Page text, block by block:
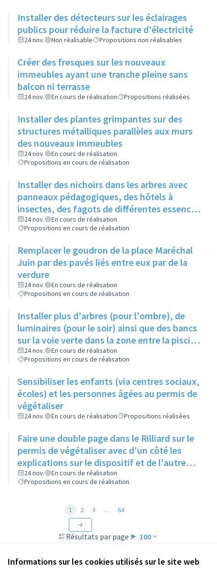
Informations sur les cookies utilisés sur le site web
Installer des détecteurs sur les éclairages
publics pour réduire la facture d'électricité
24 nov. Non réalisable Propositions non réalisables
Créer des fresques sur les nouveaux
immeubles ayant une tranche pleine sans
balcon ni terrasse
24 nov. En cours de réalisation Propositions réalisées
Installer des plantes grimpantes sur des
structures métalliques parallèles aux murs
des nouveaux immeubles
24 nov.
En cours de réalisation
Propositions en cours de réalisation
Installer des nichoirs dans les arbres avec
panneaux pédagogiques, des hôtels à
insectes, des fagots de différentes essences
pour stimuler la biodiversité sur la place du
Château à la Roue
24 nov.
En cours de réalisation
Propositions en cours de réalisation
Remplacer le goudron de la place Maréchal
Juin par des pavés liés entre eux par de la
verdure
24 nov.
En cours de réalisation
Propositions en cours de réalisation
Installer plus d'arbres (pour l'ombre), de
luminaires (pour le soir) ainsi que des bancs
sur la voie verte dans la zone entre la piscine
et la rue de l'Industrie
24 nov.
En cours de réalisation
Propositions en cours de réalisation
Sensibiliser les enfants (via centres sociaux,
écoles) et les personnes âgées au permis de
végétaliser
24 nov. En cours de réalisation Propositions réalisées
Faire une double page dans le Rilliard sur le
permis de végétaliser avec d'un côté les
explications sur le dispositif et de l'autre
côté des exemples concrets de lieux à
investir
24 nov.
En cours de réalisation
Propositions en cours de réalisation
Résultats par page : 100
1 2 3 … 64